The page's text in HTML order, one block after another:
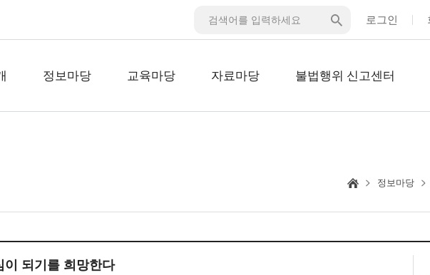
로그인
정보마당 교육마당 자료마당 불법행위 신고센터
정보마당
이 되기를 희망한다